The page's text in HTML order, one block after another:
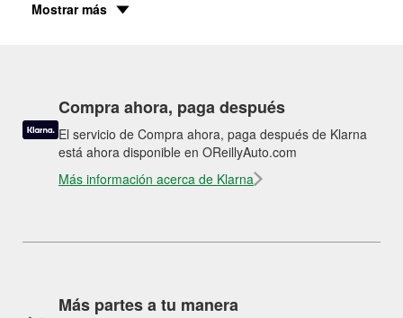
Mostrar más
Compra ahora, paga después
El servicio de Compra ahora, paga después de Klarna
está ahora disponible en OReillyAuto.com
Más información acerca de Klarna
Más partes a tu manera